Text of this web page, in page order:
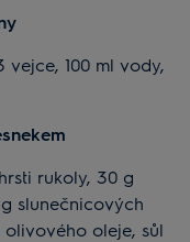
vejce, 100 ml vody,
rukoly, 30 g
slunečnicových
olivového oleje, sůl